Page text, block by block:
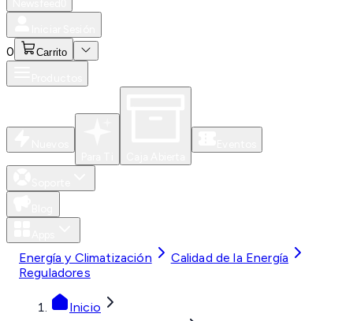
0 Carrito
Energía y Climatización
Calidad de la Energía
Reguladores
Inicio